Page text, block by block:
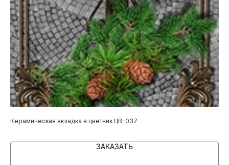
Керамическая вкладка в цветник ЦВ-037
ЗАКАЗАТЬ